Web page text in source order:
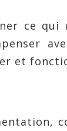
ce qui
et